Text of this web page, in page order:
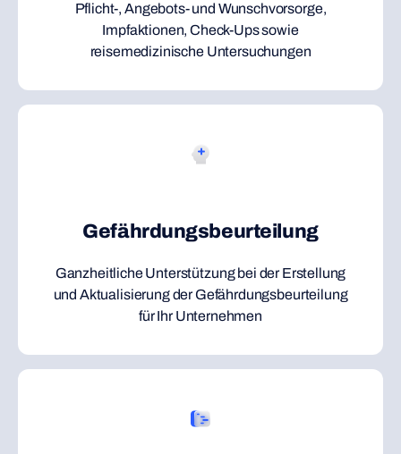
Pflicht-, Angebots- und Wunschvorsorge,
Impfaktionen, Check-Ups sowie
reisemedizinische Untersuchungen
Gefährdungsbeurteilung
Ganzheitliche Unterstützung bei der Erstellung
und Aktualisierung der Gefährdungsbeurteilung
für Ihr Unternehmen